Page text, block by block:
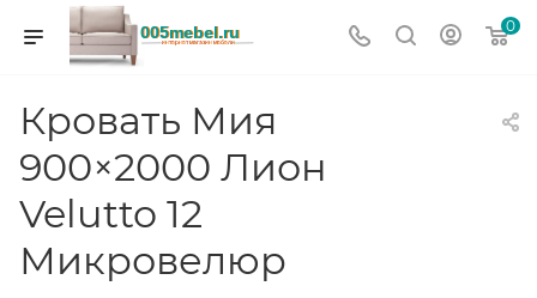
0
Кровать Мия
900×2000 Лион
Velutto 12
Микровелюр